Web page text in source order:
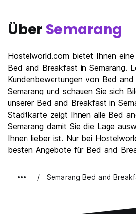
Über Semarang
Hostelworld.com bietet Ihnen
Bed and Breakfast in Semarang.
Kundenbewertungen von Bed
Semarang und schauen Sie sich
unserer Bed and Breakfast in
Stadtkarte zeigt Ihnen alle Bed
Semarang damit Sie die Lage
Ihnen lieber ist. Nur bei
besten Angebote für Bed and
Semarang Bed and